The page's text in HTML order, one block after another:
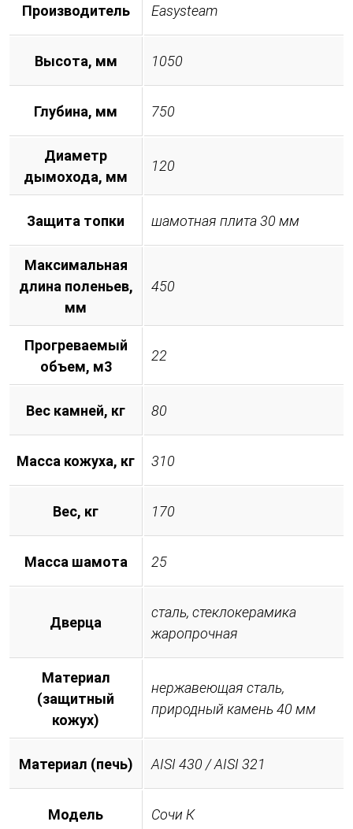
Производитель Easysteam
Высота, мм 1050
Глубина, мм 750
Диаметр
дымохода, мм
120
Защита топки шамотная плита 30 мм
Максимальная
длина поленьев,
мм
450
Прогреваемый
объем, м3
22
Вес камней, кг 80
Масса кожуха, кг 310
Вес, кг 170
Масса шамота 25
Дверца
сталь, стеклокерамика
жаропрочная
Материал
(защитный
кожух)
нержавеющая сталь,
природный камень 40 мм
Материал (печь) AISI 430 / AISI 321
Модель Сочи К